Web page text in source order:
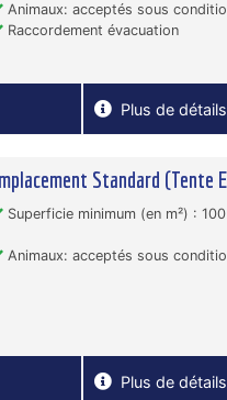
Animaux: acceptés sous
Raccordement évacuation
Plus de détails
Standard (Tente
Superficie minimum (en m²) : 100
Animaux: acceptés sous
Plus de détails